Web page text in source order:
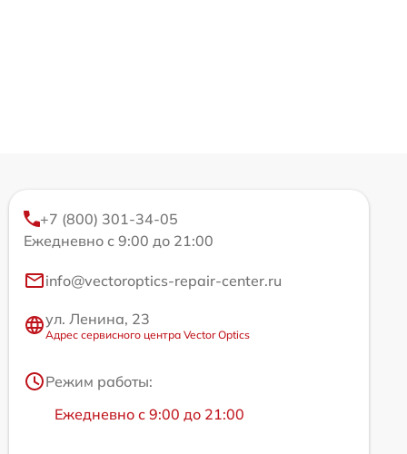
+7 (800) 301-34-05
Ежедневно с 9:00 до 21:00
info@vectoroptics-repair-center.ru
ул. Ленина, 23
Адрес сервисного центра Vector Optics
Режим работы:
Ежедневно с 9:00 до 21:00